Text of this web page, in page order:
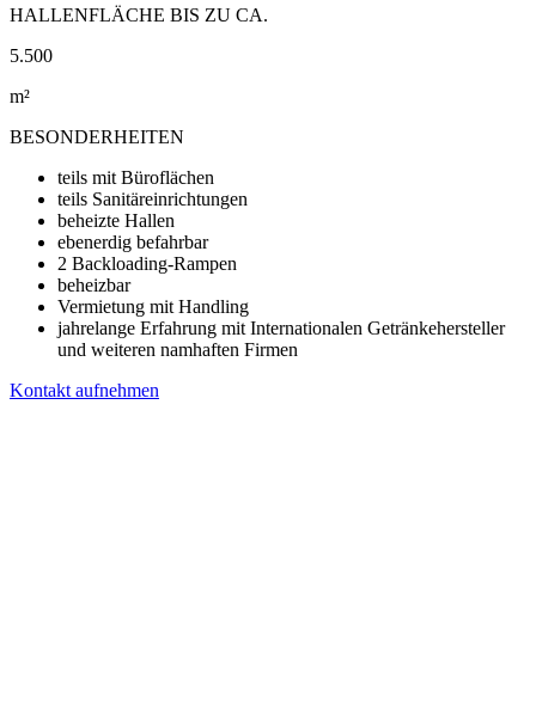
HALLENFLÄCHE BIS ZU CA.
5.500
m²
BESONDERHEITEN
teils mit Büroflächen
teils Sanitäreinrichtungen
beheizte Hallen
ebenerdig befahrbar
2 Backloading-Rampen
beheizbar
Vermietung mit Handling
jahrelange Erfahrung mit Internationalen Getränkehersteller
und weiteren namhaften Firmen
Kontakt aufnehmen